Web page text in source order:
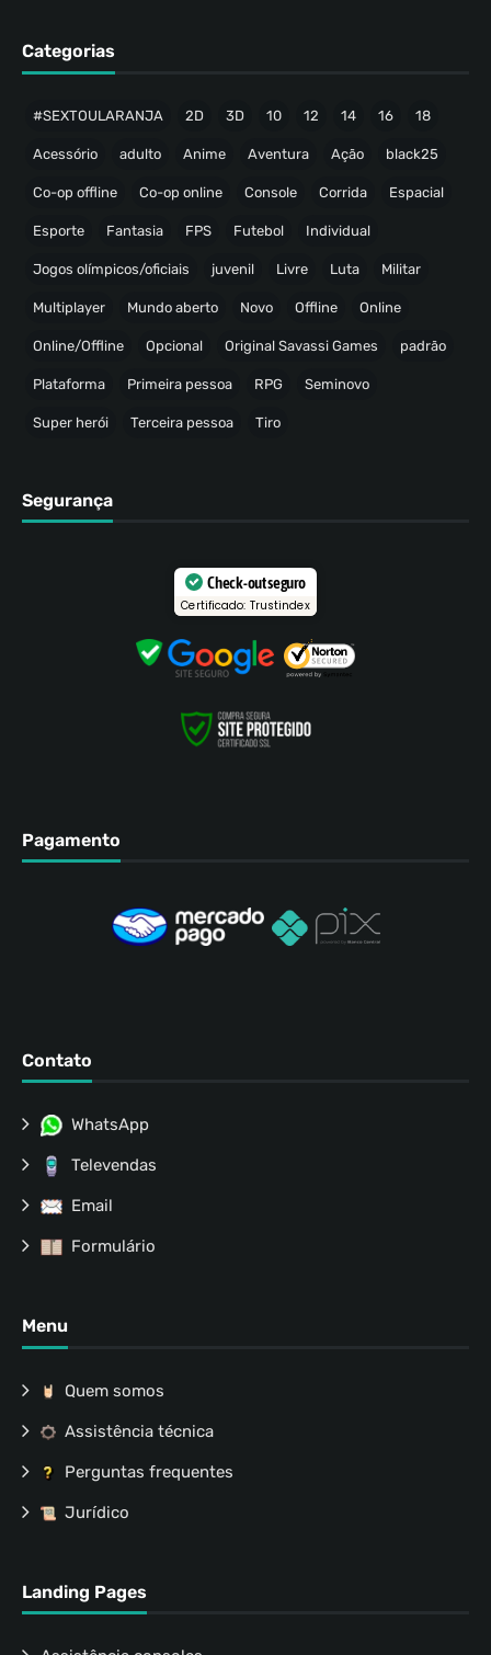
Categorias
#SEXTOULARANJA 2D 3D 10 12 14 16 18
Acessório adulto Anime Aventura Ação black25
Co-op offline Co-op online Console Corrida Espacial
Esporte Fantasia FPS Futebol Individual
Jogos olímpicos/oficiais juvenil Livre Luta Militar
Multiplayer Mundo aberto Novo Offline Online
Online/Offline Opcional Original Savassi Games padrão
Plataforma Primeira pessoa RPG Seminovo
Super herói Terceira pessoa Tiro
Segurança
Check-out seguro
Certificado: Trustindex
Pagamento
Contato
WhatsApp
Televendas
Email
Formulário
Menu
Quem somos
Assistência técnica
Perguntas frequentes
Jurídico
Landing Pages